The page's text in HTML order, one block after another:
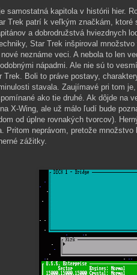
samostatná kapitola v histórii hier.
Trek patrí k veľkým značkám, ktoré
a dobrodružstvá hviezdnych
Star Trek inšpiroval
neznáme veci. A nebola to len
nápadmi. Ale nie sú to
Trek. Boli to práve postavy,
stavala. Zaujímavé pri tom
ako tie druhé. Ak dôjde na
X-Wing, ale už málo ľudí bude
od úplne rovnakých tvorcov).
Pritom neprávom, pretože
zážitky.